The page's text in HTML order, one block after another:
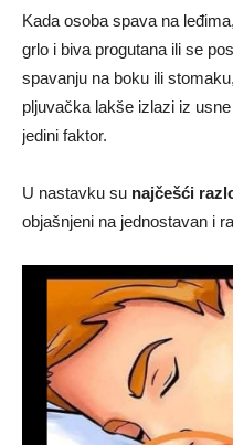
Kada osoba spava na
grlo i bivа progutana ili se
spavanju na boku ili
pljuvačka lakše izlazi iz
jedini faktor.
U nastavku su najčešći
objašnjeni na jednostavan i